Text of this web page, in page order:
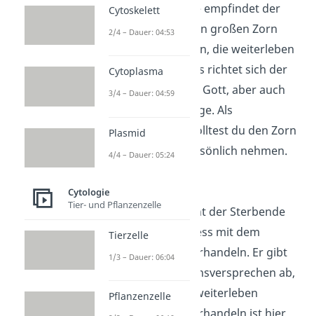
In dieser Phase empfindet der
Sterbende einen großen Zorn
gegenüber allen, die weiterleben
dürfen. Oftmals richtet sich der
Ärger an Ärzte, Gott, aber auch
enge Angehörige. Als
Angehöriger solltest du den Zorn
dabei nicht persönlich nehmen.
Zudem versucht der Sterbende
im Sterbeprozess mit dem
Schicksal zu verhandeln. Er gibt
dabei Verhaltensversprechen ab,
sollte er noch weiterleben
Cytoskelett
2/4 – Dauer: 04:53
Cytoplasma
3/4 – Dauer: 04:59
Plasmid
4/4 – Dauer: 05:24
Cytologie
Tier- und Pflanzenzelle
Tierzelle
1/3 – Dauer: 06:04
Pflanzenzelle